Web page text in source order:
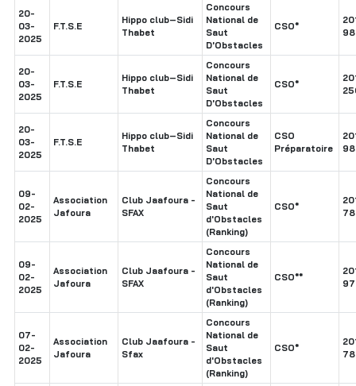
20-
03-
2025
F.T.S.E
Hippo club–Sidi
Thabet
Concours
National de
Saut
D'Obstacles
CSO*
20-
03-
2025
F.T.S.E
Hippo club–Sidi
Thabet
Concours
National de
Saut
D'Obstacles
CSO*
20-
03-
2025
F.T.S.E
Hippo club–Sidi
Thabet
Concours
National de
Saut
D'Obstacles
CSO
Préparatoire
09-
02-
2025
Association
Jafoura
Club Jaafoura -
SFAX
Concours
National de
Saut
d'Obstacles
(Ranking)
CSO*
09-
02-
2025
Association
Jafoura
Club Jaafoura -
SFAX
Concours
National de
Saut
d'Obstacles
(Ranking)
CSO**
07-
02-
2025
Association
Jafoura
Club Jaafoura -
Sfax
Concours
National de
Saut
d'Obstacles
(Ranking)
CSO*